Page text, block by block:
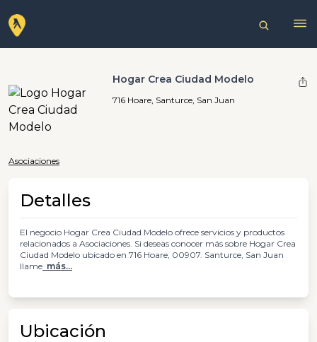
Hogar Crea Ciudad Modelo
716 Hoare, Santurce, San Juan
Asociaciones
Detalles
El negocio Hogar Crea Ciudad Modelo ofrece servicios y productos
relacionados a Asociaciones. Si deseas conocer más sobre Hogar Crea
Ciudad Modelo ubicado en 716 Hoare, 00907. Santurce, San Juan
llame más...
Ubicación